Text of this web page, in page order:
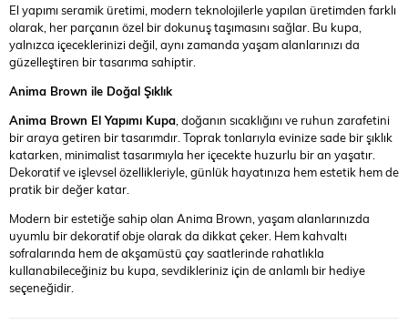
El yapımı seramik üretimi, modern teknolojilerle yapılan üretimden farklı
olarak, her parçanın özel bir dokunuş taşımasını sağlar. Bu kupa,
yalnızca içeceklerinizi değil, aynı zamanda yaşam alanlarınızı da
güzelleştiren bir tasarıma sahiptir.
Anima Brown ile Doğal Şıklık
Anima Brown El Yapımı Kupa, doğanın sıcaklığını ve ruhun zarafetini
bir araya getiren bir tasarımdır. Toprak tonlarıyla evinize sade bir şıklık
katarken, minimalist tasarımıyla her içecekte huzurlu bir an yaşatır.
Dekoratif ve işlevsel özellikleriyle, günlük hayatınıza hem estetik hem de
pratik bir değer katar.
Modern bir estetiğe sahip olan Anima Brown, yaşam alanlarınızda
uyumlu bir dekoratif obje olarak da dikkat çeker. Hem kahvaltı
sofralarında hem de akşamüstü çay saatlerinde rahatlıkla
kullanabileceğiniz bu kupa, sevdikleriniz için de anlamlı bir hediye
seçeneğidir.